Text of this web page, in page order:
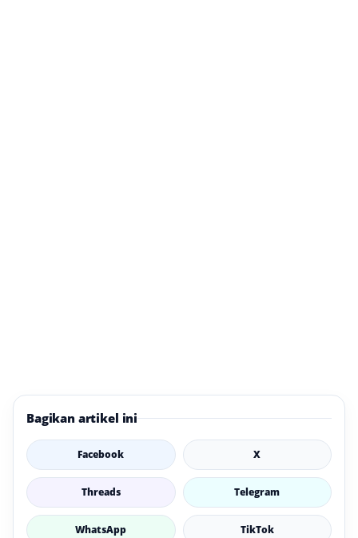
Bagikan artikel ini
Facebook X
Threads Telegram
WhatsApp TikTok